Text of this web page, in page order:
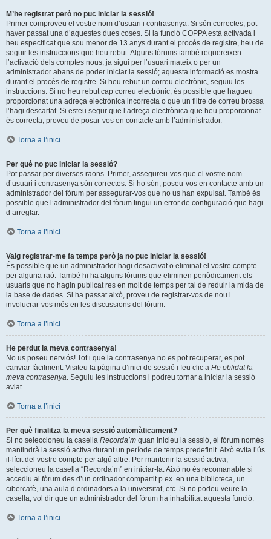
M’he registrat però no puc iniciar la sessió!
Primer comproveu el vostre nom d’usuari i contrasenya. Si són correctes, pot
haver passat una d’aquestes dues coses. Si la funció COPPA està activada i
heu especificat que sou menor de 13 anys durant el procés de registre, heu de
seguir les instruccions que heu rebut. Alguns fòrums també requereixen
l’activació dels comptes nous, ja sigui per l’usuari mateix o per un
administrador abans de poder iniciar la sessió; aquesta informació es mostra
durant el procés de registre. Si heu rebut un correu electrònic, seguiu les
instruccions. Si no heu rebut cap correu electrònic, és possible que hagueu
proporcionat una adreça electrònica incorrecta o que un filtre de correu brossa
l’hagi descartat. Si esteu segur que l’adreça electrònica que heu proporcionat
és correcta, proveu de posar-vos en contacte amb l’administrador.
Torna a l’inici
Per què no puc iniciar la sessió?
Pot passar per diverses raons. Primer, assegureu-vos que el vostre nom
d’usuari i contrasenya són correctes. Si ho són, poseu-vos en contacte amb un
administrador del fòrum per assegurar-vos que no us han expulsat. També és
possible que l’administrador del fòrum tingui un error de configuració que hagi
d’arreglar.
Torna a l’inici
Vaig registrar-me fa temps però ja no puc iniciar la sessió!
És possible que un administrador hagi desactivat o eliminat el vostre compte
per alguna raó. També hi ha alguns fòrums que eliminen periòdicament els
usuaris que no hagin publicat res en molt de temps per tal de reduir la mida de
la base de dades. Si ha passat això, proveu de registrar-vos de nou i
involucrar-vos més en les discussions del fòrum.
Torna a l’inici
He perdut la meva contrasenya!
No us poseu nerviós! Tot i que la contrasenya no es pot recuperar, es pot
canviar fàcilment. Visiteu la pàgina d’inici de sessió i feu clic a He oblidat la
meva contrasenya . Seguiu les instruccions i podreu tornar a iniciar la sessió
aviat.
Torna a l’inici
Per què finalitza la meva sessió automàticament?
Si no seleccioneu la casella Recorda’m quan inicieu la sessió, el fòrum només
mantindrà la sessió activa durant un període de temps predefinit. Això evita l’ús
il·lícit del vostre compte per algú altre. Per mantenir la sessió activa,
seleccioneu la casella “Recorda’m” en iniciar-la. Això no és recomanable si
accediu al fòrum des d’un ordinador compartit p.ex. en una biblioteca, un
cibercafè, una aula d’ordinadors a la universitat, etc. Si no podeu veure la
casella, vol dir que un administrador del fòrum ha inhabilitat aquesta funció.
Torna a l’inici